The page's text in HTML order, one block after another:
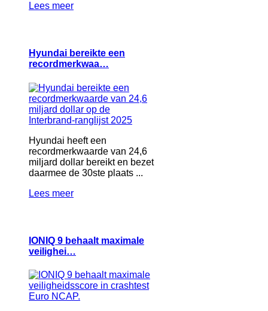
Lees meer
Hyundai bereikte een
recordmerkwaa…
Hyundai heeft een
recordmerkwaarde van 24,6
miljard dollar bereikt en bezet
daarmee de 30ste plaats ...
Lees meer
IONIQ 9 behaalt maximale
veilighei…